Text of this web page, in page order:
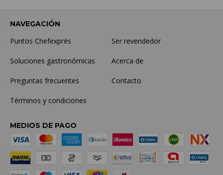
NAVEGACIÓN
Puntos Chefexprés Ser revendedor
Soluciones gastronómicas Acerca de
Preguntas frecuentes Contacto
Términos y condiciones
MEDIOS DE PAGO